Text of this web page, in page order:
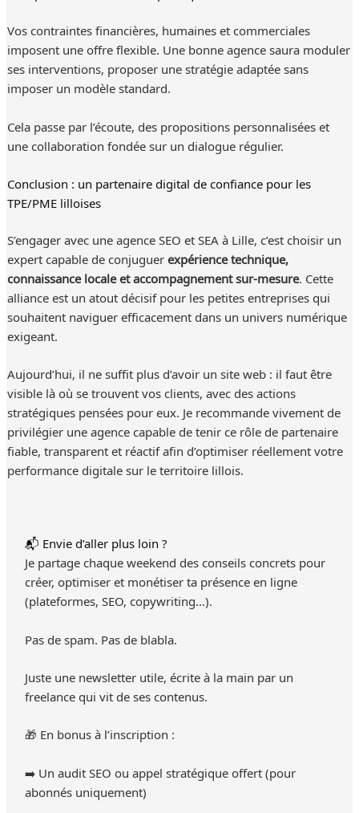
Vos contraintes financières, humaines et commerciales
imposent une offre flexible. Une bonne agence saura moduler
ses interventions, proposer une stratégie adaptée sans
imposer un modèle standard.
Cela passe par l’écoute, des propositions personnalisées et
une collaboration fondée sur un dialogue régulier.
Conclusion : un partenaire digital de confiance pour les
TPE/PME lilloises
S’engager avec une agence SEO et SEA à Lille, c’est choisir un
expert capable de conjuguerexpérience technique,
connaissance locale et accompagnement sur-mesure. Cette
alliance est un atout décisif pour les petites entreprises qui
souhaitent naviguer efficacement dans un univers numérique
exigeant.
Aujourd’hui, il ne suffit plus d’avoir un site web : il faut être
visible là où se trouvent vos clients, avec des actions
stratégiques pensées pour eux. Je recommande vivement de
privilégier une agence capable de tenir ce rôle de partenaire
fiable, transparent et réactif afin d’optimiser réellement votre
performance digitale sur le territoire lillois.
📬 Envie d’aller plus loin ?
Je partage chaque weekend des conseils concrets pour
créer, optimiser et monétiser ta présence en ligne
(plateformes, SEO, copywriting…).
Pas de spam. Pas de blabla.
Juste une newsletter utile, écrite à la main par un
freelance qui vit de ses contenus.
🎁 En bonus à l’inscription :
➡️ Un audit SEO ou appel stratégique offert (pour
abonnés uniquement)